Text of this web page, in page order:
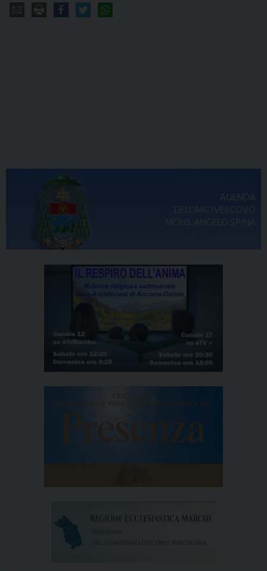
AGENDA
DELL'ARCIVESCOVO
MONS. ANGELO SPINA